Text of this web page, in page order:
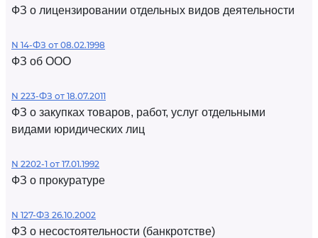
ФЗ о лицензировании отдельных видов деятельности
N 14-ФЗ от 08.02.1998
ФЗ об ООО
N 223-ФЗ от 18.07.2011
ФЗ о закупках товаров, работ, услуг отдельными
видами юридических лиц
N 2202-1 от 17.01.1992
ФЗ о прокуратуре
N 127-ФЗ 26.10.2002
ФЗ о несостоятельности (банкротстве)